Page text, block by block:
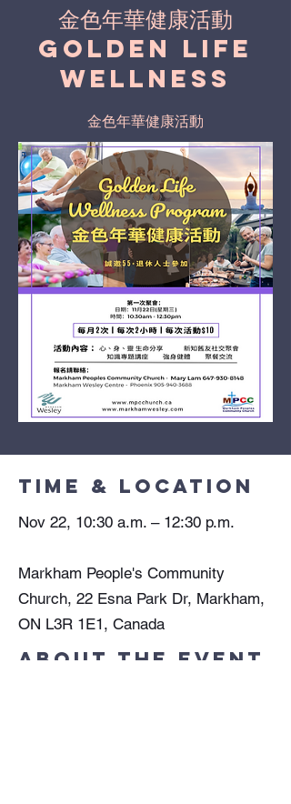
金色年華健康活動
Golden Life
Wellness
金色年華健康活動
Time & Location
Nov 22, 10:30 a.m. – 12:30 p.m.
Markham People's Community
Church, 22 Esna Park Dr, Markham,
ON L3R 1E1, Canada
About The Event